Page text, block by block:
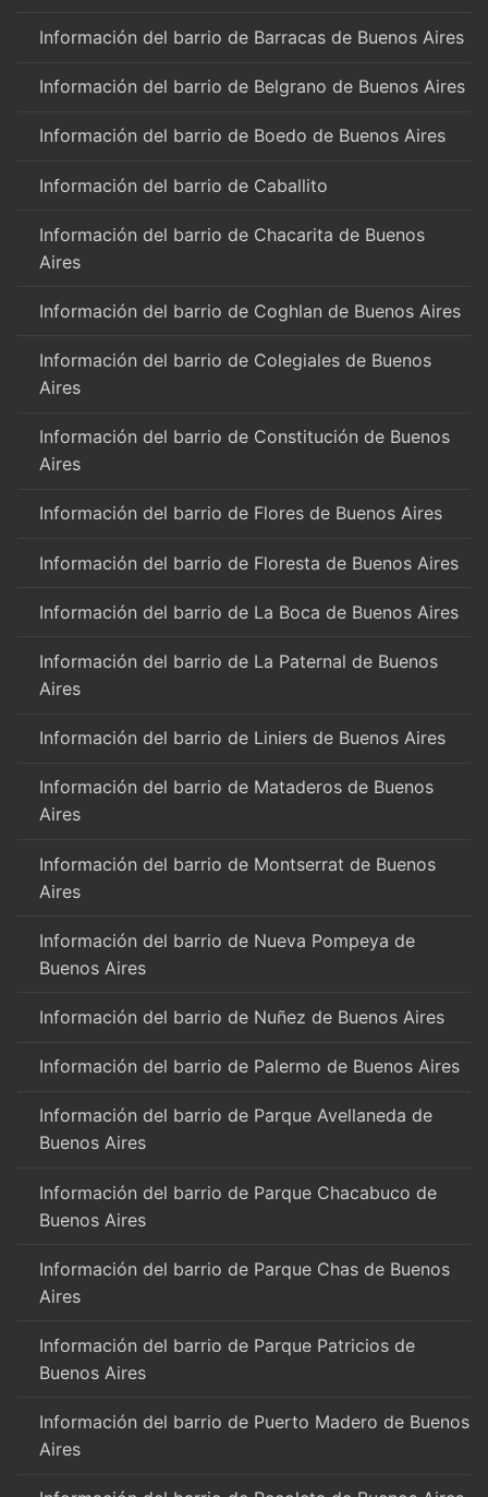
Información del barrio de Barracas de Buenos Aires
Información del barrio de Belgrano de Buenos Aires
Información del barrio de Boedo de Buenos Aires
Información del barrio de Caballito
Información del barrio de Chacarita de Buenos
Aires
Información del barrio de Coghlan de Buenos Aires
Información del barrio de Colegiales de Buenos
Aires
Información del barrio de Constitución de Buenos
Aires
Información del barrio de Flores de Buenos Aires
Información del barrio de Floresta de Buenos Aires
Información del barrio de La Boca de Buenos Aires
Información del barrio de La Paternal de Buenos
Aires
Información del barrio de Liniers de Buenos Aires
Información del barrio de Mataderos de Buenos
Aires
Información del barrio de Montserrat de Buenos
Aires
Información del barrio de Nueva Pompeya de
Buenos Aires
Información del barrio de Nuñez de Buenos Aires
Información del barrio de Palermo de Buenos Aires
Información del barrio de Parque Avellaneda de
Buenos Aires
Información del barrio de Parque Chacabuco de
Buenos Aires
Información del barrio de Parque Chas de Buenos
Aires
Información del barrio de Parque Patricios de
Buenos Aires
Información del barrio de Puerto Madero de Buenos
Aires